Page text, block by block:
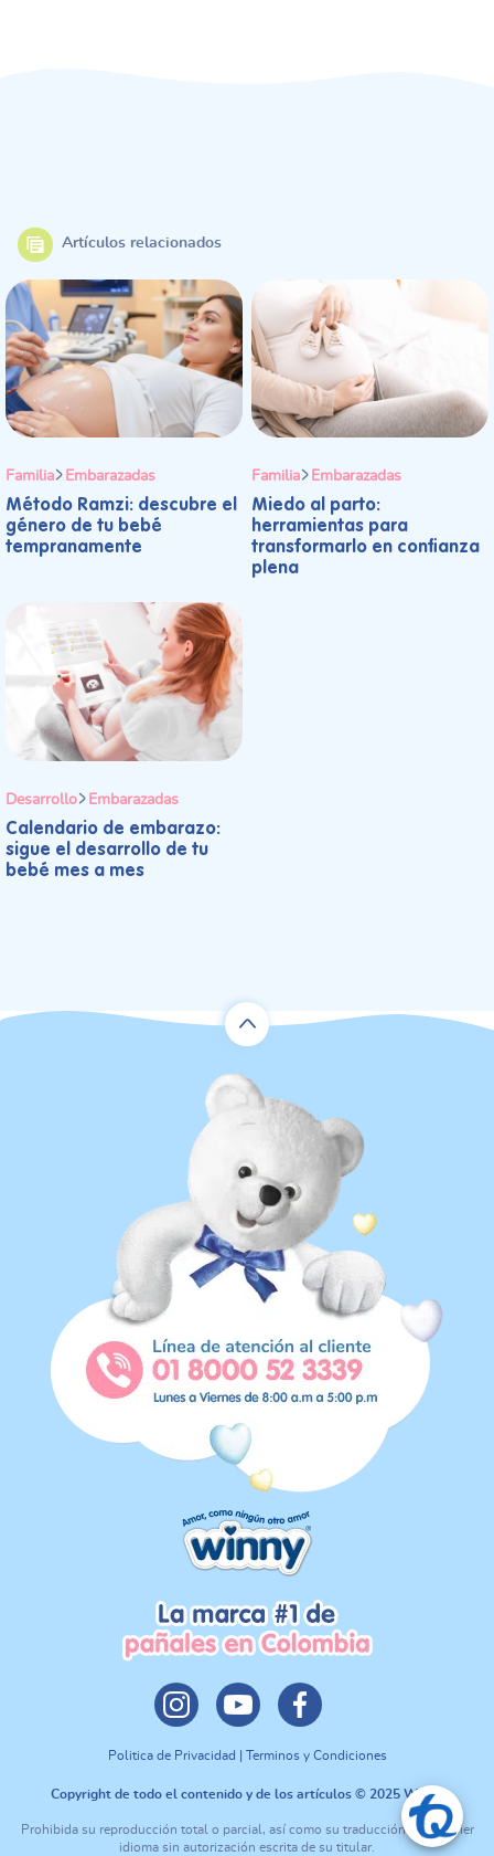
Artículos relacionados
Familia Embarazadas
Método Ramzi: descubre el
género de tu bebé
tempranamente
Familia Embarazadas
Miedo al parto:
herramientas para
transformarlo en confianza
plena
Desarrollo Embarazadas
Calendario de embarazo:
sigue el desarrollo de tu
bebé mes a mes
Politica de Privacidad | Terminos y Condiciones
Copyright de todo el contenido y de los artículos © 2025 Winny
Prohibida su reproducción total o parcial, así como su traducción a cualquier
idioma sin autorización escrita de su titular.